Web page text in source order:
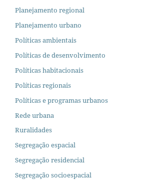
Planejamento regional
Planejamento urbano
Políticas ambientais
Políticas de desenvolvimento
Políticas habitacionais
Políticas regionais
Políticas e programas urbanos
Rede urbana
Ruralidades
Segregação espacial
Segregação residencial
Segregação socioespacial